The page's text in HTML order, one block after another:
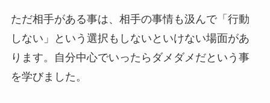
ただ相手がある事は、相手の事情も汲んで「行動
しない」という選択もしないといけない場面があ
ります。自分中心でいったらダメダメだという事
を学びました。